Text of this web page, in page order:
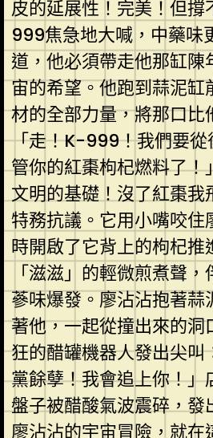
皮的延展性！完美！但
999焦急地大喊，中藥味
道，他必須帶走他那缸陳
宙的希望。他跑到蒜泥缸
材的全部力量，將那口比
「走！K-999！我們要從
管你的紅棗枸杞燃料了！
文明的基礎！沒了紅棗我
特務抗議。它用小嘴咬住
時開啟了它背上的枸杞推
「滋滋」的輕微煎煮聲
蔘味爆發。廖沾沾抱著
著他，一起從撞出來的洞
狂的醋罐機器人發出尖叫
黨餘孽！我會追上你！」
盤子被醋酸氣波震碎，發
廖沾沾的宇宙冒險，就在